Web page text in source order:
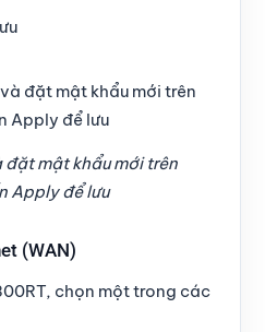
mật khẩu mới trên
Apply để lưu
(WAN)
chọn một trong các